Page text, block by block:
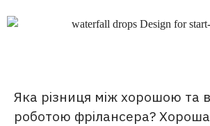
Яка різниця між хорошою та
роботою фрілансера?